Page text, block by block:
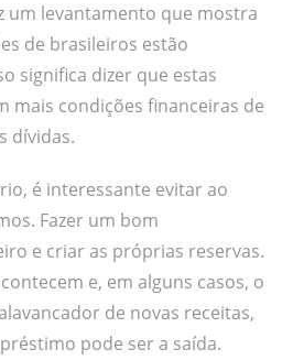
um levantamento que mostra
de brasileiros estão
significa dizer que estas
mais condições financeiras de
dívidas.
é interessante evitar ao
Fazer um bom
e criar as próprias reservas.
e, em alguns casos, o
de novas receitas,
pode ser a saída.